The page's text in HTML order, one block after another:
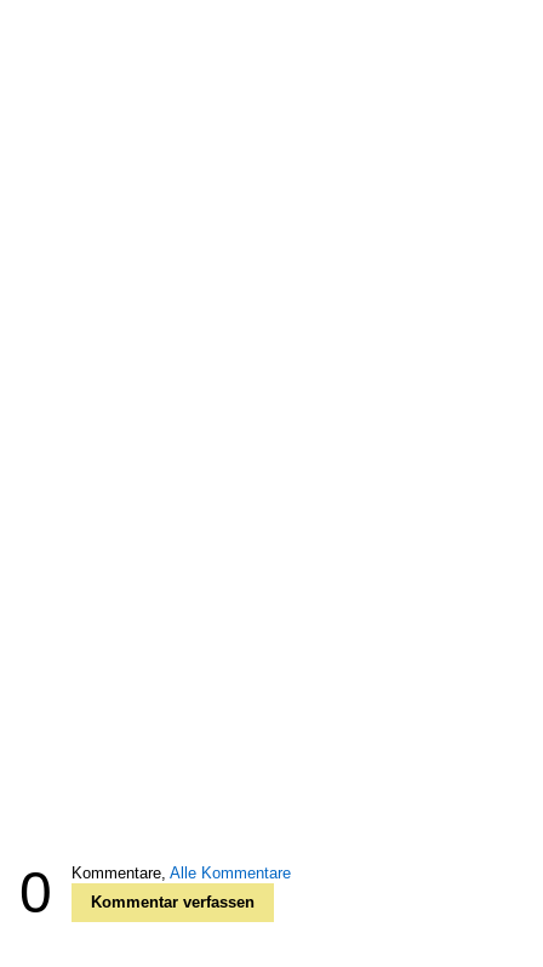
0 Kommentare, Alle Kommentare
Kommentar verfassen